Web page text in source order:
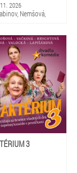
2026
Nemšová,
5 - Petržalka,
3